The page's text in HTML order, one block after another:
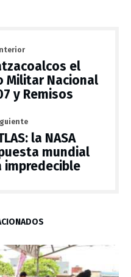
el
Militar Nacional
y Remisos
la NASA
mundial
impredecible